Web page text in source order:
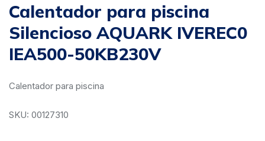
Calentador para piscina
Silencioso AQUARK IVEREC0
IEA500-50KB230V
Calentador para piscina
SKU: 00127310